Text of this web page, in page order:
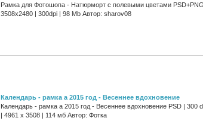
Рамка для Фотошопа - Натюрморт с полевыми цветами
3508x2480 | 300dpi | 98 Mb Автор: sharov08
Календарь - рамка а 2015 год - Весеннее вдохновение
Календарь - рамка а 2015 год - Весеннее вдохновение PSD | 300
| 4961 x 3508 | 114 мб Автор: Фотка